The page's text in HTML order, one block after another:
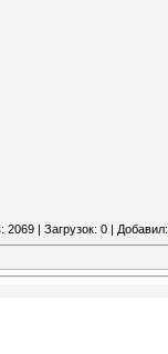
2069 | Загрузок: 0 | Добавил: